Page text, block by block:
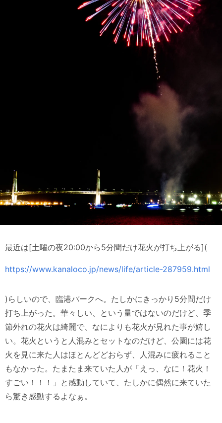
最近は[土曜の夜20:00から5分間だけ花火が打ち上がる](
https://www.kanaloco.jp/news/life/article-287959.html
)らしいので、臨港パークへ。たしかにきっかり5分間だけ
打ち上がった。華々しい、という量ではないのだけど、季
節外れの花火は綺麗で、なによりも花火が見れた事が嬉し
い。花火というと人混みとセットなのだけど、公園には花
火を見に来た人はほとんどどおらず、人混みに疲れること
もなかった。たまたま来ていた人が「えっ、なに！花火！
すごい！！！」と感動していて、たしかに偶然に来ていた
ら驚き感動するよなぁ。